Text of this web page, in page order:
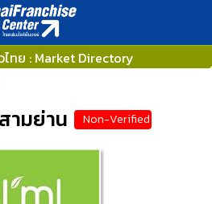
ไทย : Market Directory
ามย่าน Non-Verified